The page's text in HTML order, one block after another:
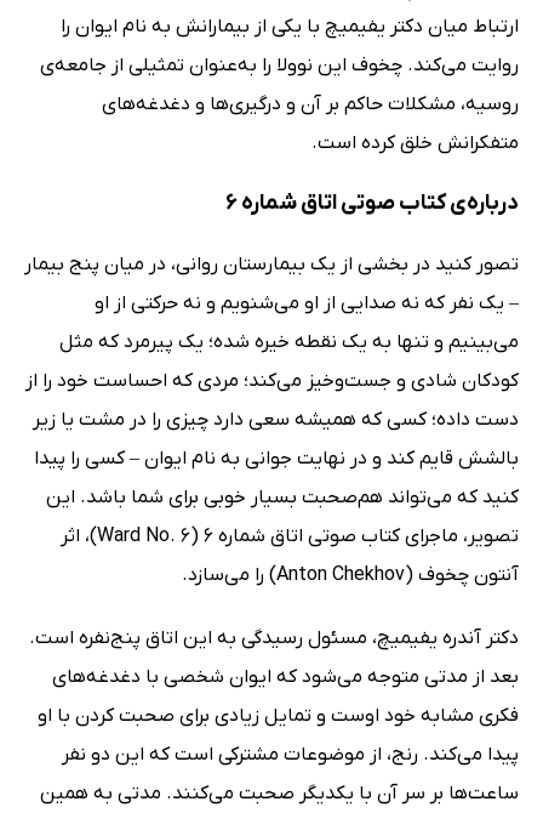
ارتباط میان دکتر یفیمیچ با یکی از بیمارانش به نام ایوان را
روایت می‌کند. چخوف این نوولا را به‌عنوان تمثیلی از جامعه‌ی
روسیه، مشکلات حاکم بر آن و درگیری‌ها و دغدغه‌های
متفکرانش خلق کرده است.
درباره‌ی کتاب صوتی اتاق شماره 6
تصور کنید در بخشی از یک بیمارستان روانی، در میان پنج بیمار
– یک نفر که نه صدایی از او می‌شنویم و نه حرکتی از او
می‌بینیم و تنها به یک نقطه خیره شده؛ یک پیرمرد که مثل
کودکان شادی و جست‌وخیز می‌کند؛ مردی که احساست خود را از
دست داده؛ کسی که همیشه سعی دارد چیزی را در مشت یا زیر
بالشش قایم کند و در نهایت جوانی به نام ایوان – کسی را پیدا
کنید که می‌تواند هم‌صحبت بسیار خوبی برای شما باشد. این
تصویر، ماجرای کتاب صوتی اتاق شماره 6 (Ward No. 6)، اثر
آنتون چخوف (Anton Chekhov) را می‌سازد.
دکتر آندره یفیمیچ، مسئول رسیدگی به این اتاق پنج‌نفره است.
بعد از مدتی متوجه می‌شود که ایوان شخصی با دغدغه‌های
فکری مشابه خود اوست و تمایل زیادی برای صحبت کردن با او
پیدا می‌کند. رنج، از موضوعات مشترکی است که این دو نفر
ساعت‌ها بر سر آن با یکدیگر صحبت می‌کنند. مدتی به همین